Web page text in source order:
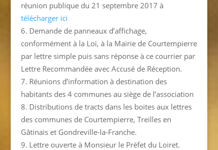
réunion publique du 21 septembre 2017 à
télécharger ici
Demande de panneaux d’affichage,
conformément à la Loi, à la Mairie de Courtempierre
par lettre simple puis sans réponse à ce courrier par
Lettre Recommandée avec Accusé de Réception.
Réunions d’information à destination des
habitants des 4 communes au siège de l’association
Distributions de tracts dans les boites aux lettres
des communes de Courtempierre, Treilles en
Gâtinais et Gondreville-la-Franche.
Lettre ouverte à Monsieur le Préfet du Loiret.